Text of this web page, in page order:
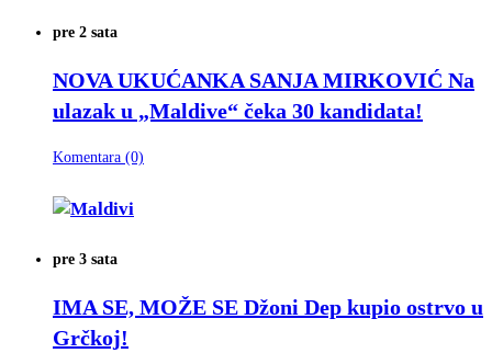
pre 2 sata
NOVA UKUĆANKA SANJA MIRKOVIĆ Na
ulazak u „Maldive“ čeka 30 kandidata!
Komentara (0)
pre 3 sata
IMA SE, MOŽE SE Džoni Dep kupio ostrvo u
Grčkoj!